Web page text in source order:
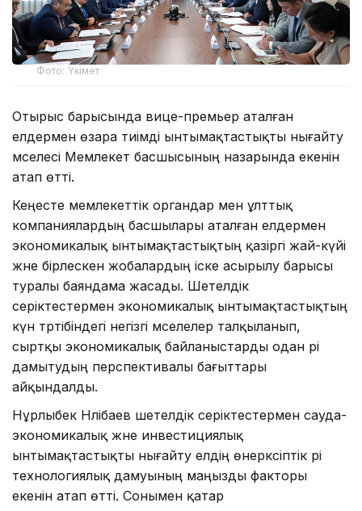
Фото: Үкімет
Отырыс барысында вице-премьер аталған
елдермен өзара тиімді ынтымақтастықты нығайту
мәселесі Мемлекет басшысының назарында екенін
атап өтті.
Кеңесте мемлекеттік органдар мен ұлттық
компаниялардың басшылары аталған елдермен
экономикалық ынтымақтастықтың қазіргі жай-күйі
және бірлескен жобалардың іске асырылу барысы
туралы баяндама жасады. Шетелдік
серіктестермен экономикалық ынтымақтастықтың
күн тәртібіндегі негізгі мәселелер талқыланып,
сыртқы экономикалық байланыстарды одан әрі
дамытудың перспективалы бағыттары
айқындалды.
Нұрлыбек Нәлібаев шетелдік серіктестермен сауда-
экономикалық және инвестициялық
ынтымақтастықты нығайту елдің өнеркәсіптік әрі
технологиялық дамуының маңызды факторы
екенін атап өтті. Сонымен қатар